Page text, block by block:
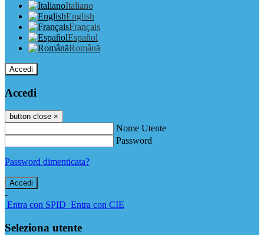
Italiano
English
Français
Español
Română
Accedi
Accedi
button close ×
Nome Utente
Password
Password dimenticata?
-
Entra con SPID Entra con CIE
Seleziona utente